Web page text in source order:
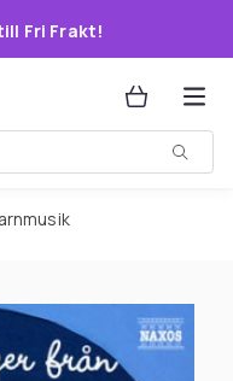
Fri Frakt!
Barnmusik